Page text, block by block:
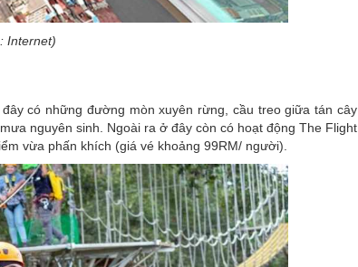
Internet)
có những đường mòn xuyên rừng, cầu treo giữa tán cây
nguyên sinh. Ngoài ra ở đây còn có hoạt động The Flight
vừa phấn khích (giá vé khoảng 99RM/ người).